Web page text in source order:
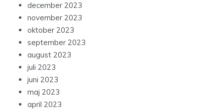
december 2023
november 2023
oktober 2023
september 2023
august 2023
juli 2023
juni 2023
maj 2023
april 2023